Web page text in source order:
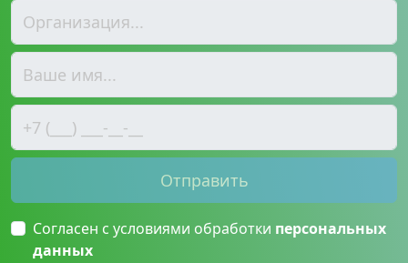
Отправить
Согласен с условиями обработки персональных
данных